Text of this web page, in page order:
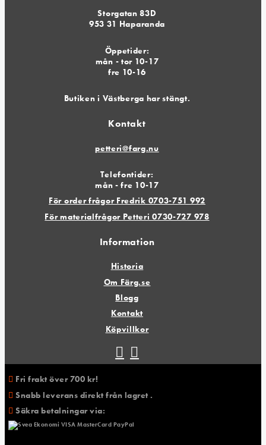
Storgatan 83D
953 31 Haparanda
Öppetider:
mån - tor 10-17
fre 10-16
Butiken i Västberga har stängt.
Kontakt
petteri@farg.nu
Telefontider:
mån - fre 10-17
För order frågor Fredrik 0703-751 992
För materialfrågor Petteri 0730-727 978
Information
Historia
Om Färg.se
Blogg
Kontakt
Köpvillkor
Fri frakt över 700 kr!
Snabb leverans direkt från lagret .
Säkra betalningar via: